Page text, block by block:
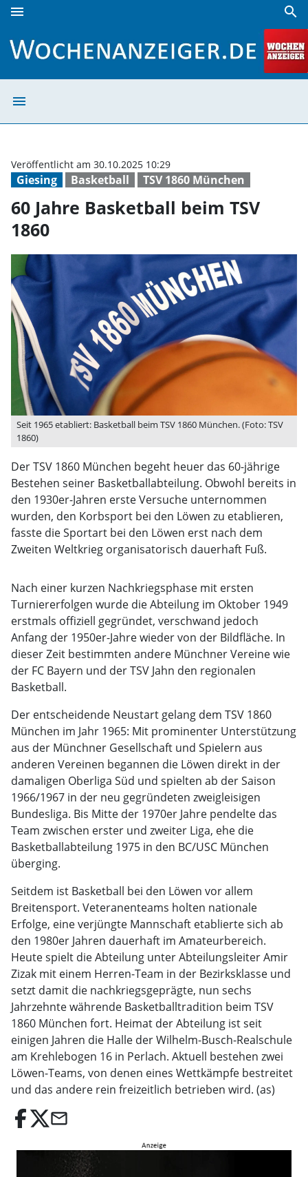
menu search
menu
Giesing Basketball TSV 1860 München
Veröffentlicht am 30.10.2025 10:29
60 Jahre Basketball beim TSV
1860
Seit 1965 etabliert: Basketball beim TSV 1860 München. (Foto: TSV
1860)
Der TSV 1860 München begeht heuer das 60-jährige
Bestehen seiner Basketballabteilung. Obwohl bereits in
den 1930er-Jahren erste Versuche unternommen
wurden, den Korbsport bei den Löwen zu etablieren,
fasste die Sportart bei den Löwen erst nach dem
Zweiten Weltkrieg organisatorisch dauerhaft Fuß.
Nach einer kurzen Nachkriegsphase mit ersten
Turniererfolgen wurde die Abteilung im Oktober 1949
erstmals offiziell gegründet, verschwand jedoch
Anfang der 1950er-Jahre wieder von der Bildfläche. In
dieser Zeit bestimmten andere Münchner Vereine wie
der FC Bayern und der TSV Jahn den regionalen
Basketball.
Der entscheidende Neustart gelang dem TSV 1860
München im Jahr 1965: Mit prominenter Unterstützung
aus der Münchner Gesellschaft und Spielern aus
anderen Vereinen begannen die Löwen direkt in der
damaligen Oberliga Süd und spielten ab der Saison
1966/1967 in der neu gegründeten zweigleisigen
Bundesliga. Bis Mitte der 1970er Jahre pendelte das
Team zwischen erster und zweiter Liga, ehe die
Basketballabteilung 1975 in den BC/USC München
überging.
Seitdem ist Basketball bei den Löwen vor allem
Breitensport. Veteranenteams holten nationale
Erfolge, eine verjüngte Mannschaft etablierte sich ab
den 1980er Jahren dauerhaft im Amateurbereich.
Heute spielt die Abteilung unter Abteilungsleiter Amir
Zizak mit einem Herren-Team in der Bezirksklasse und
setzt damit die nachkriegsgeprägte, nun sechs
Jahrzehnte währende Basketballtradition beim TSV
1860 München fort. Heimat der Abteilung ist seit
einigen Jahren die Halle der Wilhelm-Busch-Realschule
am Krehlebogen 16 in Perlach. Aktuell bestehen zwei
Löwen-Teams, von denen eines Wettkämpfe bestreitet
und das andere rein freizeitlich betrieben wird. (as)
email